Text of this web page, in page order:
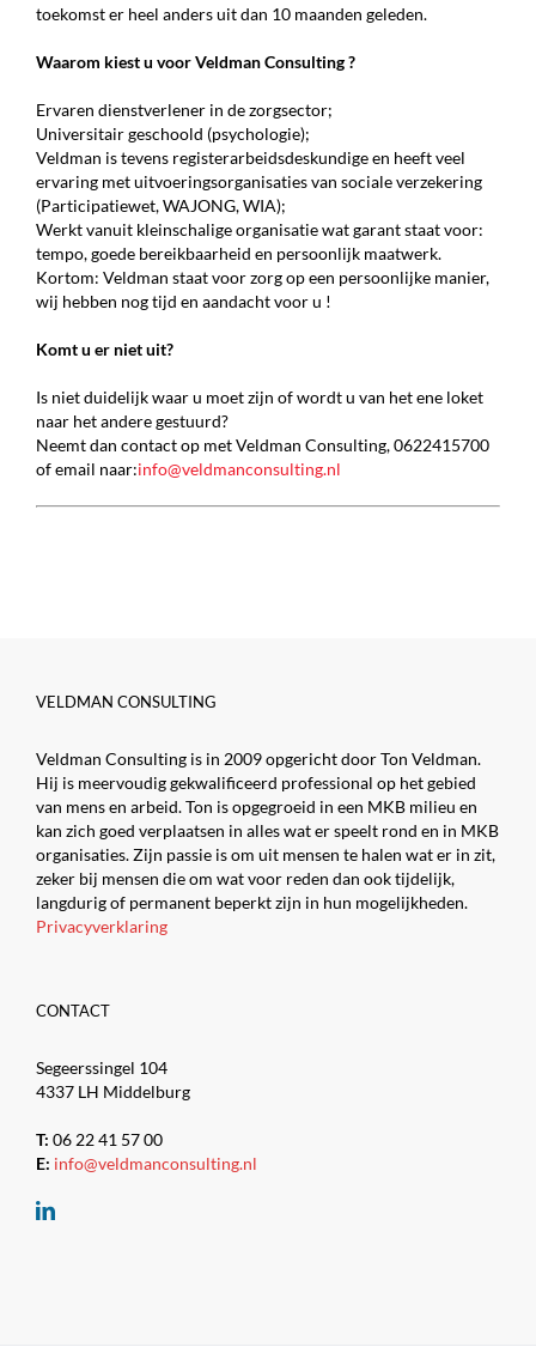
toekomst er heel anders uit dan 10 maanden geleden.
Waarom kiest u voor Veldman Consulting ?
Ervaren dienstverlener in de zorgsector;
Universitair geschoold (psychologie);
Veldman is tevens registerarbeidsdeskundige en heeft veel
ervaring met uitvoeringsorganisaties van sociale verzekering
(Participatiewet, WAJONG, WIA);
Werkt vanuit kleinschalige organisatie wat garant staat voor:
tempo, goede bereikbaarheid en persoonlijk maatwerk.
Kortom: Veldman staat voor zorg op een persoonlijke manier,
wij hebben nog tijd en aandacht voor u !
Komt u er niet uit?
Is niet duidelijk waar u moet zijn of wordt u van het ene loket
naar het andere gestuurd?
Neemt dan contact op met Veldman Consulting, 0622415700
of email naar:info@veldmanconsulting.nl
VELDMAN CONSULTING
Veldman Consulting is in 2009 opgericht door Ton Veldman.
Hij is meervoudig gekwalificeerd professional op het gebied
van mens en arbeid. Ton is opgegroeid in een MKB milieu en
kan zich goed verplaatsen in alles wat er speelt rond en in MKB
organisaties. Zijn passie is om uit mensen te halen wat er in zit,
zeker bij mensen die om wat voor reden dan ook tijdelijk,
langdurig of permanent beperkt zijn in hun mogelijkheden.
Privacyverklaring
CONTACT
Segeerssingel 104
4337 LH Middelburg
T: 06 22 41 57 00
E: info@veldmanconsulting.nl